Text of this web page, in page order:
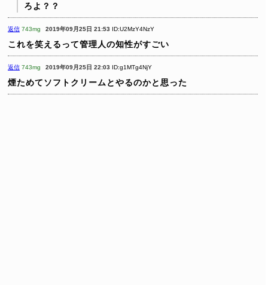
ろよ？？
返信 743mg 2019年09月25日 21:53 ID:U2MzY4NzY
これを笑えるって管理人の知性がすごい
返信 743mg 2019年09月25日 22:03 ID:g1MTg4NjY
煙ためてソフトクリームとやるのかと思った